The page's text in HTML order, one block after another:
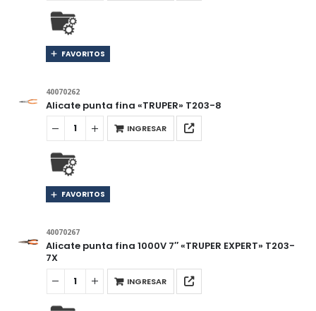
FAVORITOS
40070262
Alicate punta fina «TRUPER» T203-8
INGRESAR
FAVORITOS
40070267
Alicate punta fina 1000V 7″ «TRUPER EXPERT» T203-
7X
INGRESAR